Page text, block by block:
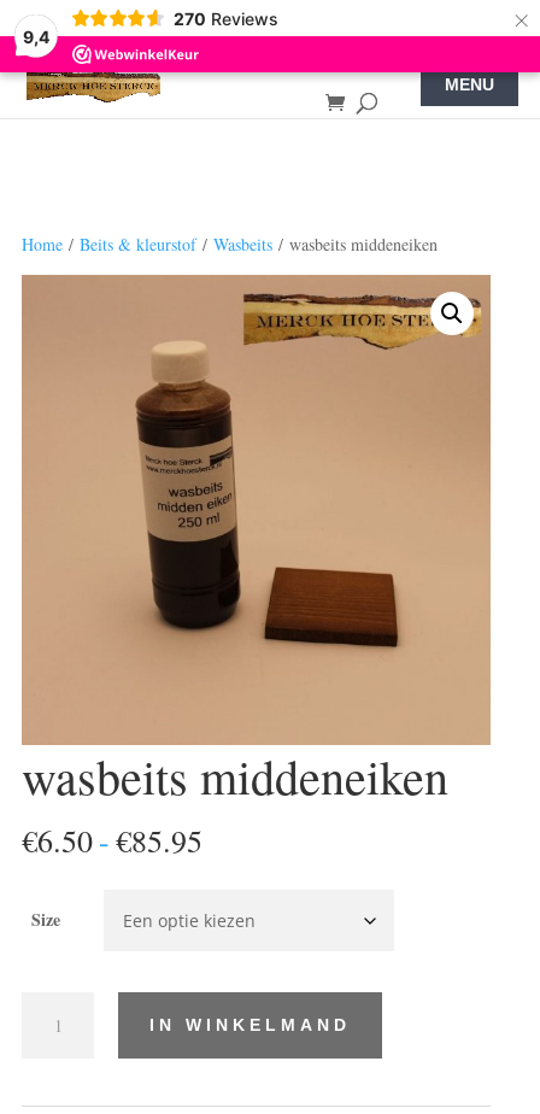
9,4
270 Reviews ×
Home/ Beits & kleurstof/ Wasbeits/ wasbeits middeneiken
wasbeits middeneiken
€6.50-€85.95Prijsklasse:
tot
€85.95
Size
middeneiken
IN WINKELMAND